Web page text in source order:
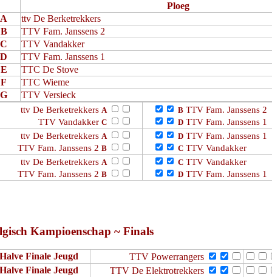
Ploeg
A
ttv De Berketrekkers
B
TTV Fam. Janssens 2
C
TTV Vandakker
D
TTV Fam. Janssens 1
E
TTC De Stove
F
TTC Wieme
G
TTV Versieck
ttv De Berketrekkers A
TTV Vandakker C
B TTV Fam. Janssens 2
D TTV Fam. Janssens 1
ttv De Berketrekkers A
TTV Fam. Janssens 2 B
D TTV Fam. Janssens 1
C TTV Vandakker
ttv De Berketrekkers A
TTV Fam. Janssens 2 B
C TTV Vandakker
D TTV Fam. Janssens 1
Kampioenschap ~ Finals
Finale Jeugd
TTV Powerrangers
Finale Jeugd
TTV De Elektrotrekkers